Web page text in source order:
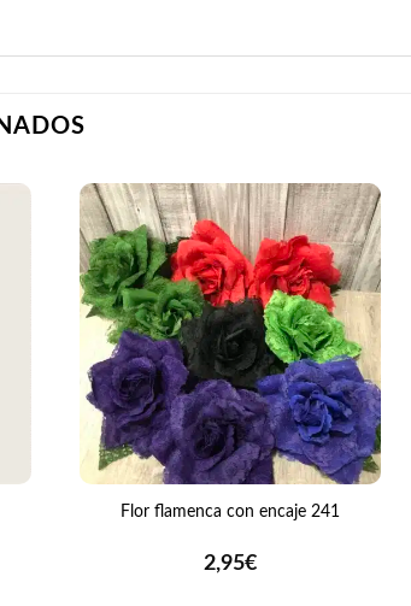
+
Flor flamenca con encaje 241
2,95€